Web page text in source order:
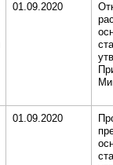
01.09.2020
01.09.2020